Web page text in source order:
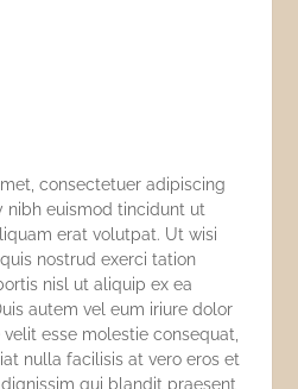
consectetuer adipiscing
nibh euismod tincidunt ut
erat volutpat. Ut wisi
nostrud exerci tation
nisl ut aliquip ex ea
autem vel eum iriure dolor
esse molestie consequat,
nulla facilisis at vero eros et
qui blandit praesent